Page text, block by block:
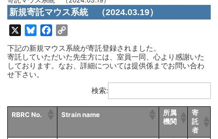
新規寄託マウス系統 （2024.03.19）
BlueskyFacebook
下記の新規マウス系統が寄託登録されました。
寄託していただいた先生方には、室員一同、心より感謝いた
しております。なお、詳細については提供係までお問い合わ
せ下さい。
検索:
RBRC No. Strain name
所属
機関
寄
託
者